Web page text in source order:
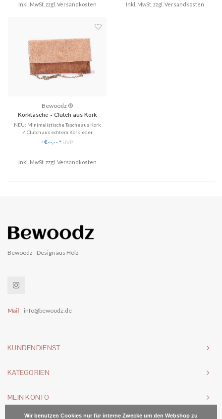
Echtholz.
Inkl. MwSt. zzgl. Versandkosten
✓ Beliebt als Geschenkidee!
Inkl. MwSt. zzgl. Versandkosten
Bewoodz ®
Korktasche - Clutch aus Kork
NEU: Minimalistische Tasche aus Kork
✓ Clutch aus echtem Korkleder
✓ Mit oder ohne Kette tragbar
✓ Minimalistisch & perfekt zu jedem
*€--,-- * UVP
Inkl. MwSt. zzgl. Versandkosten
Bewoodz - Design aus Holz
Mail info@bewoodz.de
KUNDENDIENST
KATEGORIEN
MEIN KONTO
Wir benutzen Cookies nur für interne Zwecke um den Webshop zu